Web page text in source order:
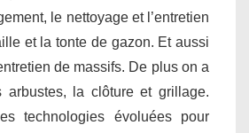
le nettoyage et l’entretien
et la tonte de gazon. Et aussi
de massifs. De plus on a
arbustes, la clôture et grillage.
technologies évoluées pour